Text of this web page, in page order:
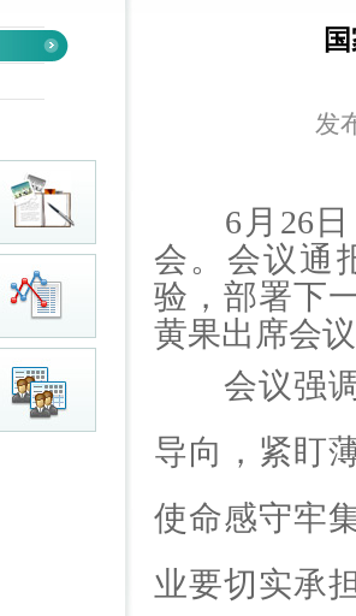
发
6月26日
会。会议通
验，部署下
黄果出席会
会议强调
导向，紧盯
使命感守牢
业要切实承